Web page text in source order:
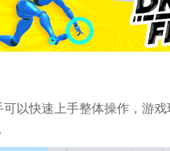
以快速上手整体操作，游